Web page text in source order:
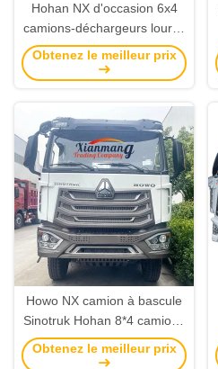
Hohan NX d'occasion 6x4
camions-déchargeurs lourds
Sinotruk Howo 6*4 10 roues
20 30 40 tonnes camions-
Obtenez le meilleur prix
Howo NX camion à bascule
Sinotruk Hohan 8*4 camions
de décharge 12 roues U Box
pour le marché international
Obtenez le meilleur prix